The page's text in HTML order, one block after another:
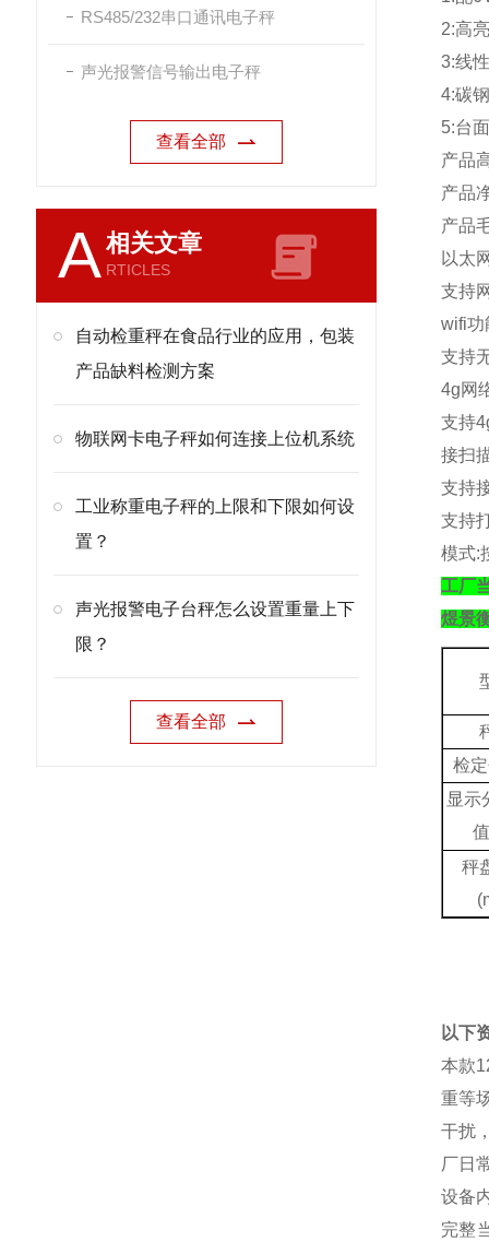
RS485/232串口通讯电子秤
声光报警信号输出电子秤
查看全部
A相关文章
RTICLES
自动检重秤在食品行业的应用，包装
产品缺料检测方案
物联网卡电子秤如何连接上位机系统
工业称重电子秤的上限和下限如何设
置？
声光报警电子台秤怎么设置重量上下
限？
查看全部
2:高
3:线
4:碳
5:台
产品
产品
产品
以太
支持
wifi功
支持
4g网
支持
接扫
支持
支持
模式:
工厂
煜景
检
显示
值
秤
以下
本款
重等
干扰
厂日
设备
完整